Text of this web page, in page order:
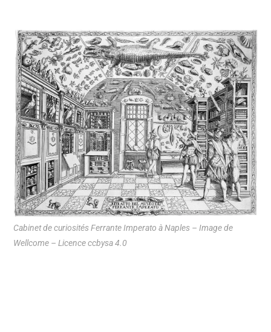
Cabinet de curiosités Ferrante Imperato à Naples – Image de
Wellcome – Licence ccbysa 4.0